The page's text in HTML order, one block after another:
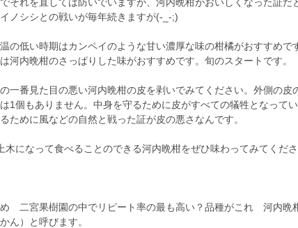
ノシシとの戦いが毎年続きますが(-_-;)
の低い時期はカンペイのような甘い濃厚な味の柑橘がおすすめで
河内晩柑のさっぱりした味がおすすめです。旬のスタートです。
一番見た目の悪い河内晩柑の皮を剥いでみてください。外側の皮
1個もありません。中身を守るために皮がすべての犠牲となって
ために風などの自然と戦った証が皮の悪さなんです。
になって食べることのできる河内晩柑をぜひ味わってみてくだ
宮果樹園の中でリピート率の最も高い？品種がこれ 河内晩
ん）と呼びます。